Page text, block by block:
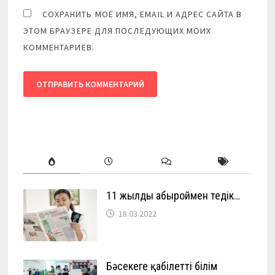
СОХРАНИТЬ МОЁ ИМЯ, EMAIL И АДРЕС САЙТА В
ЭТОМ БРАУЗЕРЕ ДЛЯ ПОСЛЕДУЮЩИХ МОИХ
КОММЕНТАРИЕВ.
11 жылды абыроймен өтедік…
18.03.2022
Бәсекеге қабілетті білім